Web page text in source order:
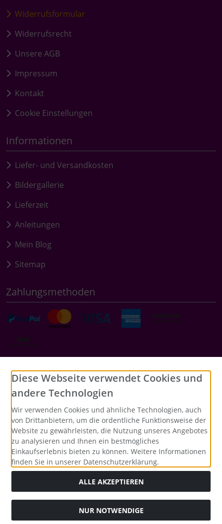
Widerrufsformular
Widerrufsrecht
Unsere AGB
Impressum
Kontakt
Cookie Einstellungen
Informationen
Liefer- und Versandkosten
Bildergallerie
Lieferzeit
Anleitungen
Mein Blog
Sitemap
Zahlungsmethoden
Social Media
Alle Preise inkl. gesetzl. MwSt. zzgl.Versandkosten
durchgestrichenen Preise entsprechen dem bisherigen Preis
Diese Webseite verwendet Cookies und
andere Technologien
Wir verwenden Cookies und ähnliche Technologien, auch
von Drittanbietern, um die ordentliche Funktionsweise der
Website zu gewährleisten, die Nutzung unseres Angebotes
zu analysieren und Ihnen ein bestmögliches
Einkaufserlebnis bieten zu können. Weitere Informationen
finden Sie in unserer Datenschutzerklärung.
ALLE AKZEPTIEREN
NUR NOTWENDIGE